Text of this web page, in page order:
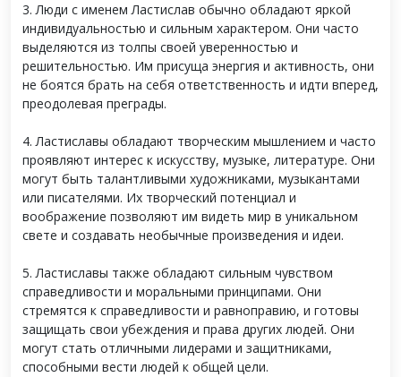
3. Люди с именем Ластислав обычно обладают яркой
индивидуальностью и сильным характером. Они часто
выделяются из толпы своей уверенностью и
решительностью. Им присуща энергия и активность, они
не боятся брать на себя ответственность и идти вперед,
преодолевая преграды.
4. Ластиславы обладают творческим мышлением и часто
проявляют интерес к искусству, музыке, литературе. Они
могут быть талантливыми художниками, музыкантами
или писателями. Их творческий потенциал и
воображение позволяют им видеть мир в уникальном
свете и создавать необычные произведения и идеи.
5. Ластиславы также обладают сильным чувством
справедливости и моральными принципами. Они
стремятся к справедливости и равноправию, и готовы
защищать свои убеждения и права других людей. Они
могут стать отличными лидерами и защитниками,
способными вести людей к общей цели.